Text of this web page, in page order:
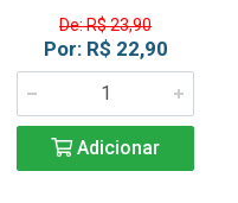
De: R$ 23,90
Por: R$ 22,90
Adicionar